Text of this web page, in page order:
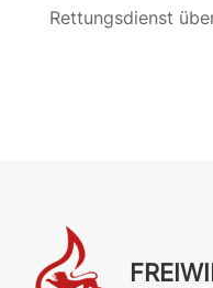
Rettungsdienst